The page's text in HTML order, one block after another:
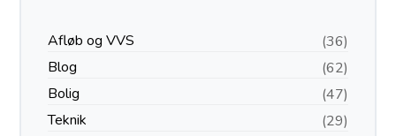
Afløb og VVS
(36)
Blog
(62)
Bolig
(47)
Teknik
(29)